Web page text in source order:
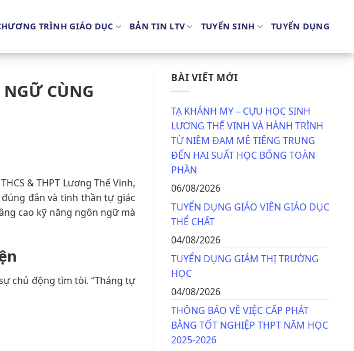
TRÌNH GIÁO DỤC BẢN TIN LTV TUYỂN SINH TUYỂN DỤNG
CÙNG
& THPT Lương Thế Vinh,
đắn và tinh thần tự giác
cao kỹ năng ngôn ngữ mà
chủ động tìm tòi. “Tháng tự
BÀI VIẾT MỚI
TẠ KHÁNH MY – CỰU HỌC SINH
LƯƠNG THẾ VINH VÀ HÀNH TRÌNH
TỪ NIỀM ĐAM MÊ TIẾNG TRUNG
ĐẾN HAI SUẤT HỌC BỔNG TOÀN
PHẦN
06/08/2026
TUYỂN DỤNG GIÁO VIÊN GIÁO DỤC
THỂ CHẤT
04/08/2026
TUYỂN DỤNG GIÁM THỊ TRƯỜNG
HỌC
04/08/2026
THÔNG BÁO VỀ VIỆC CẤP PHÁT
BẰNG TỐT NGHIỆP THPT NĂM HỌC
2025-2026